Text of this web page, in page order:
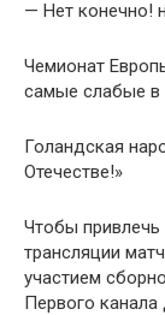
— Нет конечно!
Чемионат
самые слабые в
Голандская
Отечестве!»
Чтобы привлечь
трансляции
участием
Первого канала